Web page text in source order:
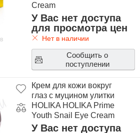
Cream
У Вас нет доступа
для просмотра цен
Нет в наличии
Сообщить о
поступлении
Крем для кожи вокруг
глаз с муцином улитки
HOLIKA HOLIKA Prime
Youth Snail Eye Cream
У Вас нет доступа